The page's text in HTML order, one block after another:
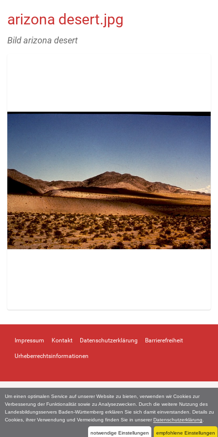
Um einen optimalen Service auf unserer Website zu bieten, verwenden wir Cookies zur
Verbesserung der Funktionalität sowie zu Analysezwecken. Durch die weitere Nutzung des
Landesbildungsservers Baden-Württemberg erklären Sie sich damit einverstanden. Details zu
Cookies, ihrer Verwendung und Vermeidung finden Sie in unserer Datenschutzerklärung
notwendige Einstellungen empfohlene Einstellungen
arizona desert.jpg
Bild arizona desert
e
g
e
l
i
n
v
Impressum Kontakt Datenschutzerklärung Barrierefreiheit
Urheberrechtsinformationen